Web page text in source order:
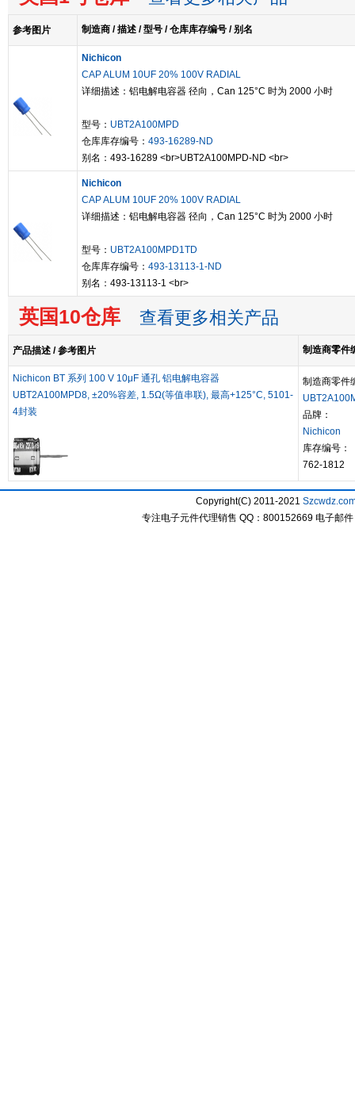
参考图片 制造商 / 描述 / 型号 / 仓库库存编号 / 别名
Nichicon
CAP ALUM 10UF 20% 100V RADIAL
详细描述：铝电解电容器 径向，Can 125°C 时为 2000 小时
型号： UBT2A100MPD
仓库库存编号： 493-16289-ND
别名：493-16289 <br>UBT2A100MPD-ND <br>
Nichicon
CAP ALUM 10UF 20% 100V RADIAL
详细描述：铝电解电容器 径向，Can 125°C 时为 2000 小时
型号： UBT2A100MPD1TD
仓库库存编号： 493-13113-1-ND
别名：493-13113-1 <br>
英国10仓库 查看更多相关产品
产品描述 / 参考图片 制造商零件
Nichicon BT 系列 100 V 10μF 通孔 铝电解电容器
UBT2A100MPD8, ±20%容差, 1.5Ω(等值串联), 最高+125°C, 5101-
4封装
制造商零件
品牌：
Nichicon
库存编号：
762-1812
Copyright(C) 2011-2021
专注电子元件代理销售 QQ：800152669 电子邮